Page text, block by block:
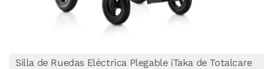
Silla de Ruedas Eléctrica Plegable iTaka de Totalcare